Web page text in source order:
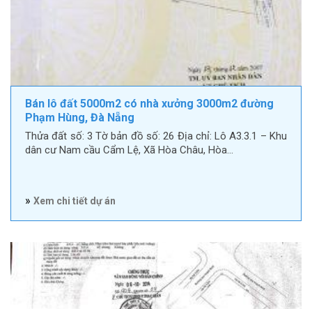
Bán lô đất 5000m2 có nhà xưởng 3000m2 đường
Phạm Hùng, Đà Nẵng
Thửa đất số: 3 Tờ bản đồ số: 26 Địa chỉ: Lô A3.3.1 – Khu
dân cư Nam cầu Cẩm Lệ, Xã Hòa Châu, Hòa…
» Xem chi tiết dự án